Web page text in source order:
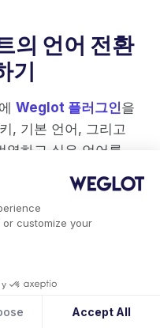
customize your
Accept All
의 언어 전환
기
Weglot 플러그인을
, 기본 언어, 그리고
역하고 싶은 언어를
예요.
키를 받으려면 계